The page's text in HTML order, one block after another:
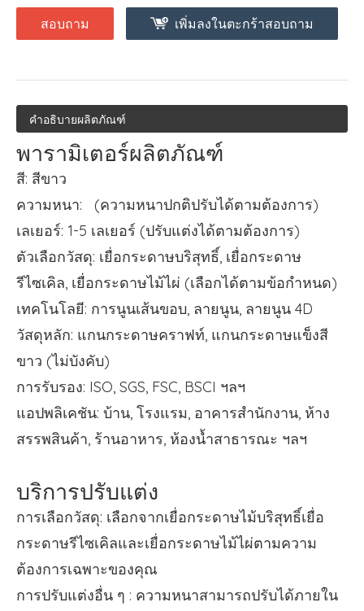
สอบถาม เพิ่มลงในตะกร้าสอบถาม
คำอธิบายผลิตภัณฑ์
พารามิเตอร์ผลิตภัณฑ์
สี: สีขาว
ความหนา: (ความหนาปกติปรับได้ตามต้องการ)
เลเยอร์: 1-5 เลเยอร์ (ปรับแต่งได้ตามต้องการ)
ตัวเลือกวัสดุ: เยื่อกระดาษบริสุทธิ์, เยื่อกระดาษ
รีไซเคิล, เยื่อกระดาษไม้ไผ่ (เลือกได้ตามข้อกำหนด)
เทคโนโลยี: การนูนเส้นขอบ, ลายนูน, ลายนูน 4D
วัสดุหลัก: แกนกระดาษคราฟท์, แกนกระดาษแข็งสี
ขาว (ไม่บังคับ)
การรับรอง: ISO, SGS, FSC, BSCI ฯลฯ
แอปพลิเคชัน: บ้าน, โรงแรม, อาคารสำนักงาน, ห้าง
สรรพสินค้า, ร้านอาหาร, ห้องน้ำสาธารณะ ฯลฯ
บริการปรับแต่ง
การเลือกวัสดุ: เลือกจากเยื่อกระดาษไม้บริสุทธิ์เยื่อ
กระดาษรีไซเคิลและเยื่อกระดาษไม้ไผ่ตามความ
ต้องการเฉพาะของคุณ
การปรับแต่งอื่น ๆ : ความหนาสามารถปรับได้ภายใน